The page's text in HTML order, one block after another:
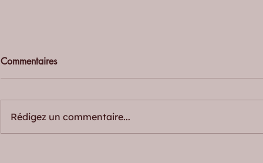
Commentaires
Rédigez un commentaire...